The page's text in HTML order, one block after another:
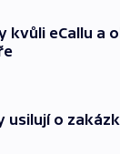
kvůli eCallu a
usilují o